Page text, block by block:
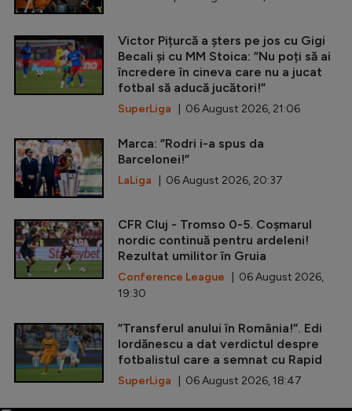
Victor Pițurcă a șters pe jos cu Gigi
Becali și cu MM Stoica: ”Nu poți să ai
încredere în cineva care nu a jucat
fotbal să aducă jucători!”
SuperLiga | 06 August 2026, 21:06
Marca: ”Rodri i-a spus da
Barcelonei!”
LaLiga | 06 August 2026, 20:37
CFR Cluj - Tromso 0-5. Coșmarul
nordic continuă pentru ardeleni!
Rezultat umilitor în Gruia
Conference League | 06 August 2026,
19:30
”Transferul anului în România!”. Edi
Iordănescu a dat verdictul despre
fotbalistul care a semnat cu Rapid
SuperLiga | 06 August 2026, 18:47